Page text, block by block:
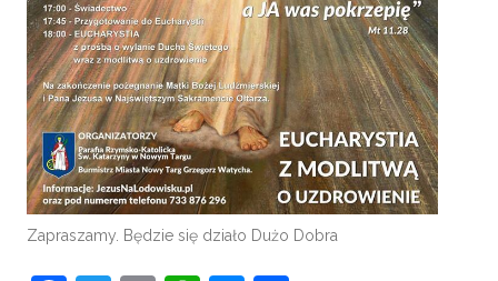
Zapraszamy. Będzie się działo Dużo Dobra